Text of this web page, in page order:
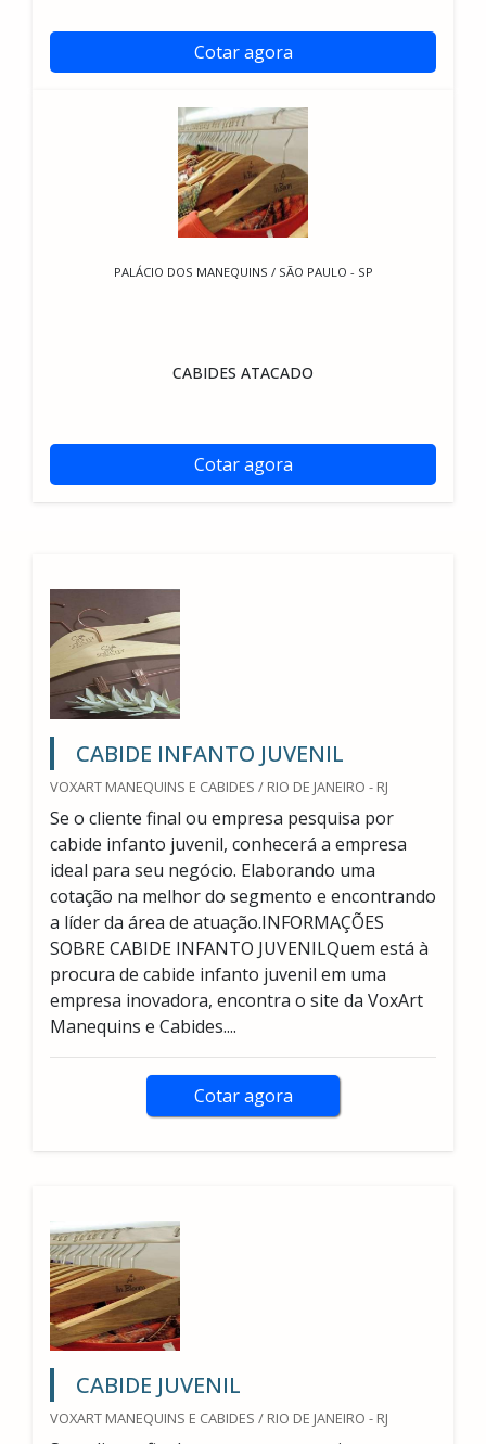
Cotar agora
PALÁCIO DOS MANEQUINS / SÃO PAULO - SP
CABIDES ATACADO
Cotar agora
CABIDE INFANTO JUVENIL
VOXART MANEQUINS E CABIDES / RIO DE JANEIRO - RJ
Se o cliente final ou empresa pesquisa por
cabide infanto juvenil, conhecerá a empresa
ideal para seu negócio. Elaborando uma
cotação na melhor do segmento e encontrando
a líder da área de atuação.INFORMAÇÕES
SOBRE CABIDE INFANTO JUVENILQuem está à
procura de cabide infanto juvenil em uma
empresa inovadora, encontra o site da VoxArt
Manequins e Cabides....
Cotar agora
CABIDE JUVENIL
VOXART MANEQUINS E CABIDES / RIO DE JANEIRO - RJ